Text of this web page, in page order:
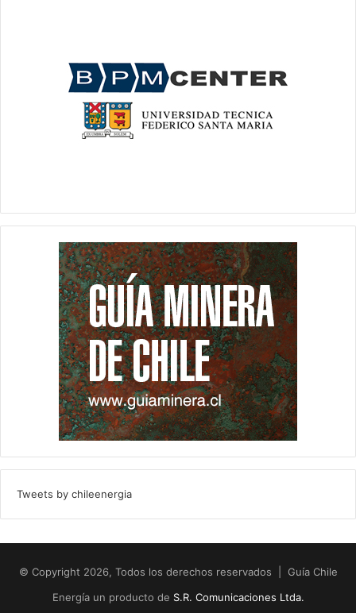
Tweets by chileenergia
© Copyright 2026, Todos los derechos reservados | Guía Chile
Energía un producto de S.R. Comunicaciones Ltda.